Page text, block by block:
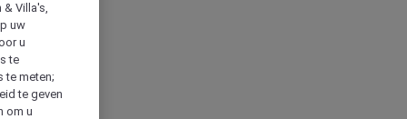
& Villa's,
uw
u
te
te meten;
te geven
om u